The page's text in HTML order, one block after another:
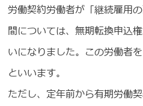
労働契約労働者が「継続雇用
間については、無期転換申込
いになりました。この労働者
といいます。
ただし、定年前から有期労働